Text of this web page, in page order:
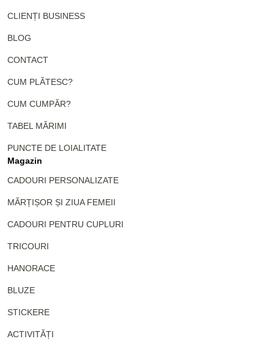
CLIENȚI BUSINESS
BLOG
CONTACT
CUM PLĂTESC?
CUM CUMPĂR?
TABEL MĂRIMI
PUNCTE DE LOIALITATE
Magazin
CADOURI PERSONALIZATE
MĂRȚIȘOR ȘI ZIUA FEMEII
CADOURI PENTRU CUPLURI
TRICOURI
HANORACE
BLUZE
STICKERE
ACTIVITĂȚI